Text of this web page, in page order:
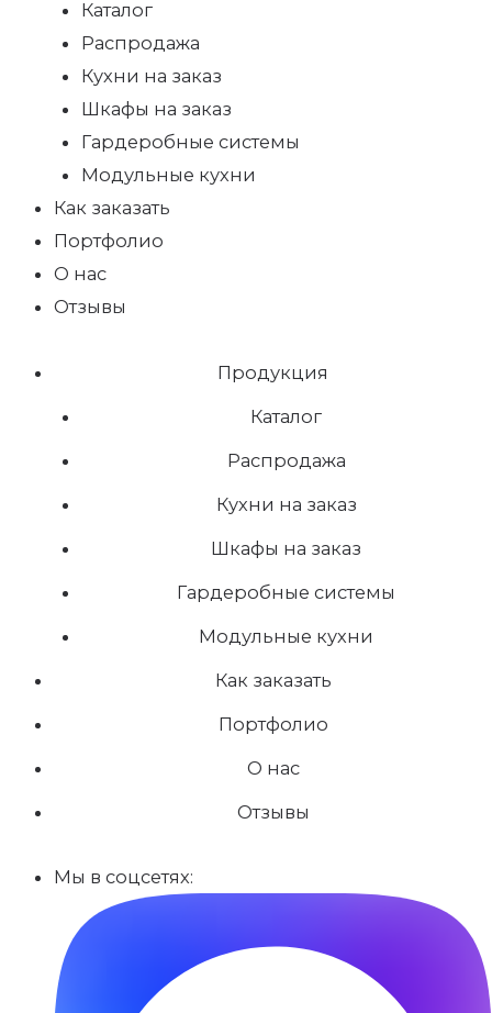
Каталог
Распродажа
Кухни на заказ
Шкафы на заказ
Гардеробные системы
Модульные кухни
Как заказать
Портфолио
О нас
Отзывы
Продукция
Каталог
Распродажа
Кухни на заказ
Шкафы на заказ
Гардеробные системы
Модульные кухни
Как заказать
Портфолио
О нас
Отзывы
Мы в соцсетях: